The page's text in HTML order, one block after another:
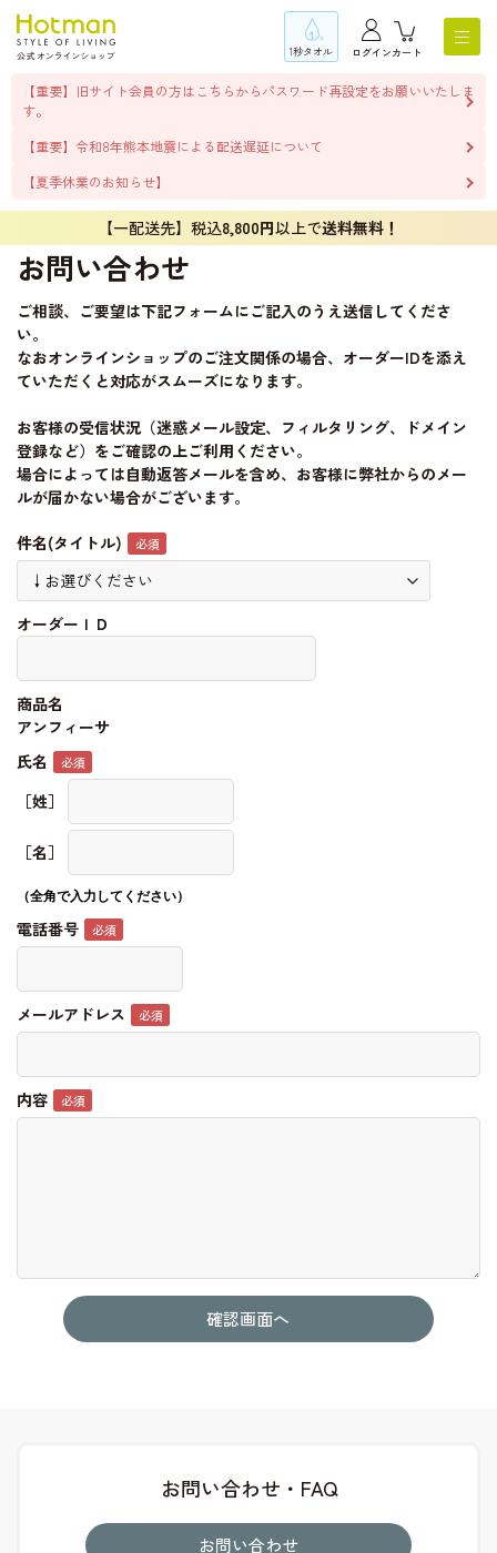
1秒タオル ログインカート
【重要】旧サイト会員の方はこちらからパスワード再設定をお願いいたしま
す。
【重要】令和8年熊本地震による配送遅延について
【夏季休業のお知らせ】
【一配送先】税込8,800円以上で送料無料！
お問い合わせ
ご相談、ご要望は下記フォームにご記入のうえ送信してくださ
い。
なおオンラインショップのご注文関係の場合、オーダーIDを添え
ていただくと対応がスムーズになります。
お客様の受信状況（迷惑メール設定、フィルタリング、ドメイン
登録など）をご確認の上ご利用ください。
場合によっては自動返答メールを含め、お客様に弊社からのメー
ルが届かない場合がございます。
件名(タイトル)
オーダーＩＤ
商品名
アンフィーサ
氏名
［姓］
［名］
（全角で入力してください）
電話番号
メールアドレス
内容
お問い合わせ・FAQ
お問い合わせ